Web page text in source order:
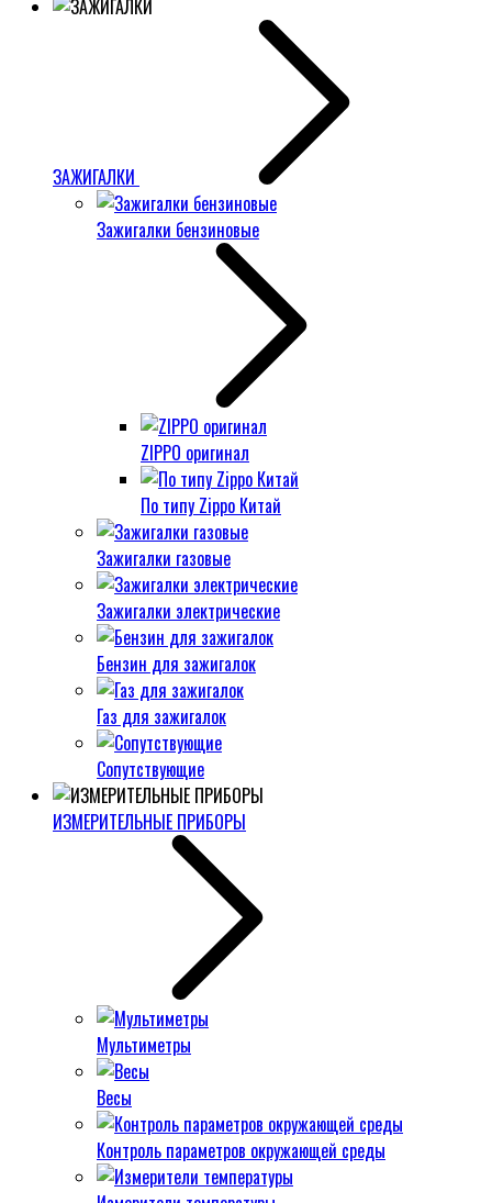
ЗАЖИГАЛКИ
Зажигалки бензиновые
ZIPPO оригинал
По типу Zippo Китай
Зажигалки газовые
Зажигалки электрические
Бензин для зажигалок
Газ для зажигалок
Сопутствующие
ИЗМЕРИТЕЛЬНЫЕ ПРИБОРЫ
Мультиметры
Весы
Контроль параметров окружающей среды